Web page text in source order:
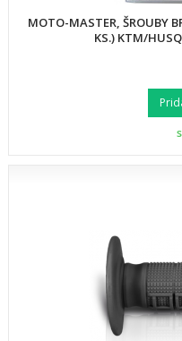
MOTO-MASTER, ŠROUBY
KS.) KTM/